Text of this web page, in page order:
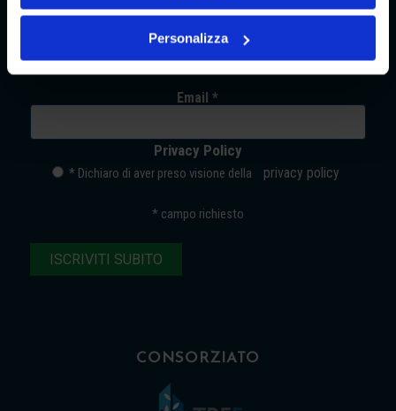
Personalizza
ISCRIVITI ALLA NEWSLETTER
Rimani sempre aggiornato sulle nostre iniziative.
Lasciaci la tua email.
Email *
Privacy Policy
* Dichiaro di aver preso visione della privacy policy
* campo richiesto
CONSORZIATO